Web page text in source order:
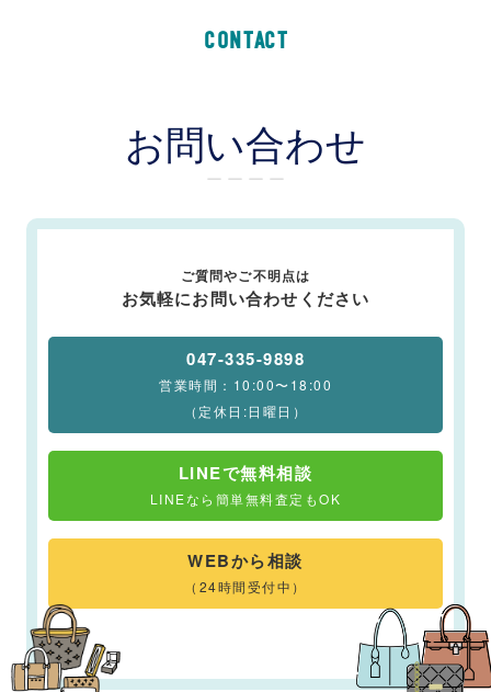
CONTACT
お問い合わせ
ー ー ー ー
ご質問やご不明点は
お気軽にお問い合わせください
047-335-9898
営業時間：10:00〜18:00
（定休日:日曜日）
LINEで無料相談
LINEなら簡単無料査定もOK
WEBから相談
（24時間受付中）